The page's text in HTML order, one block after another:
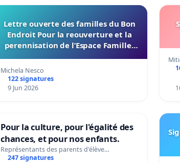
Lettre ouverte des familles du Bon
Endroit Pour la reouverture et la
perennisation de l’Espace Familles
Michela Nesco
122 signatures
9 Jun 2026
Pour la culture, pour l'égalité des
chances, et pour nos enfants.
Représentants des parents d'élève…
247 signatures